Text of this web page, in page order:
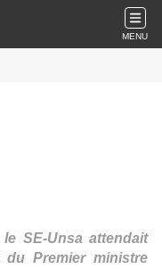
MENU
SE-Unsa attendait
du Premier ministre